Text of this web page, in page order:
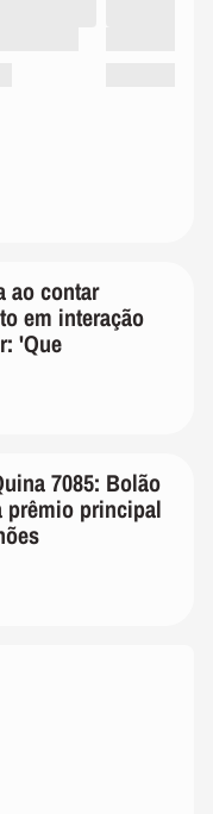
ao contar
em interação
'Que
7085: Bolão
prêmio principal